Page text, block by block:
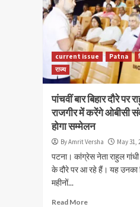
current issue Patna
राज्य
पांचवीं बार बिहार दौरे पर
राजगीर में करेंगे ओबीसी
होगा सम्मेलन
By Amrit Versha May 31,
पटना। कांग्रेस नेता राहुल गांधी
के दौरे पर आ रहे हैं। यह उनका
महीनों...
Read More